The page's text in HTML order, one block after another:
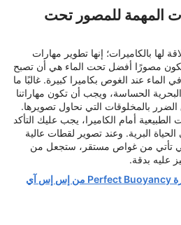
المهمة للمصور تحت
لها بالكاميرات؛ إنها تطوير مهارات
مصورًا أفضل تحت الماء هي أن تصبح
عند الغوص بكاميرا كبيرة. غالبًا ما
الحساسة، ويجب أن تكون مهاراتنا
بالمخلوقات التي نحاول تصويرها.
أمام الكاميرا، يجب عليك التأكد
البرية. وعند تصوير لقطات عالية
التي تأتي من غواص مستقر، ستجعل من
عليه بدقة.
دورة Perfect Buoyancy من إس إس آي